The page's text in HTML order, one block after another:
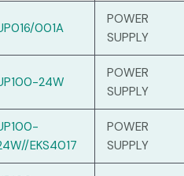
001A
POWER
SUPPLY
24W
POWER
SUPPLY
EKS4017
POWER
SUPPLY